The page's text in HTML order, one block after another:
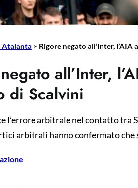
Atalanta > Rigore negato all’Inter,
all’Inter,
di Scalvini
l’errore arbitrale nel contatto
arbitrali hanno confermato che